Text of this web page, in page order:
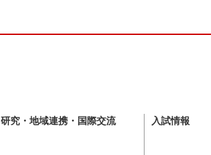
研究・地域連携・国際交流 入試情報